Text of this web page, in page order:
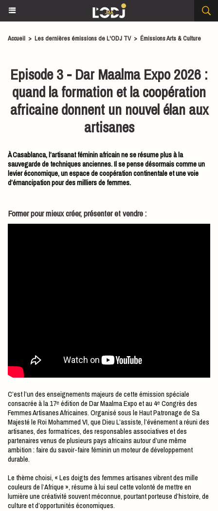
Accueil > Les dernières émissions de L'ODJ TV > Émissions Arts & Culture
​Episode 3 - Dar Maalma Expo 2026 :
quand la formation et la coopération
africaine donnent un nouvel élan aux
artisanes
À Casablanca, l’artisanat féminin africain ne se résume plus à la
sauvegarde de techniques anciennes. Il se pense désormais comme un
levier économique, un espace de coopération continentale et une voie
d’émancipation pour des milliers de femmes.
Former pour mieux créer, présenter et vendre :
C’est l’un des enseignements majeurs de cette émission spéciale
consacrée à la 17ᵉ édition de Dar Maalma Expo et au 4ᵉ Congrès des
Femmes Artisanes Africaines. Organisé sous le Haut Patronage de Sa
Majesté le Roi Mohammed VI, que Dieu L’assiste, l’événement a réuni des
artisanes, des formatrices, des responsables associatives et des
partenaires venus de plusieurs pays africains autour d’une même
ambition : faire du savoir-faire féminin un moteur de développement
durable.
Le thème choisi, « Les doigts des femmes artisanes vibrent des mille
couleurs de l’Afrique », résume à lui seul cette volonté de mettre en
lumière une créativité souvent méconnue, pourtant porteuse d’histoire, de
culture et d’opportunités économiques.